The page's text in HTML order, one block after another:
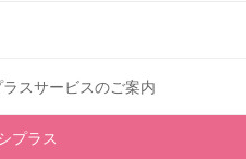
スサービスのご案内
プラス